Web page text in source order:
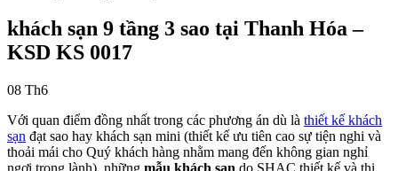
khách sạn 9 tầng 3 sao tại Thanh Hóa –
KSD KS 0017
08 Th6
Với quan điểm đồng nhất trong các phương án dù là thiết kế khách
sạn đạt sao hay khách sạn mini (thiết kế ưu tiên cao sự tiện nghi và
thoải mái cho Quý khách hàng nhằm mang đến không gian nghỉ
ngơi trong lành), những mẫu khách sạn do SHAC thiết kế và thi